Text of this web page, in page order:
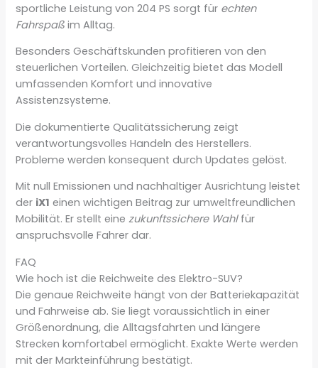
sportliche Leistung von 204 PS sorgt für echten
Fahrspaß im Alltag.
Besonders Geschäftskunden profitieren von den
steuerlichen Vorteilen. Gleichzeitig bietet das Modell
umfassenden Komfort und innovative
Assistenzsysteme.
Die dokumentierte Qualitätssicherung zeigt
verantwortungsvolles Handeln des Herstellers.
Probleme werden konsequent durch Updates gelöst.
Mit null Emissionen und nachhaltiger Ausrichtung leistet
der iX1 einen wichtigen Beitrag zur umweltfreundlichen
Mobilität. Er stellt einezukunftssichere Wahlfür
anspruchsvolle Fahrer dar.
FAQ
Wie hoch ist die Reichweite des Elektro-SUV?
Die genaue Reichweite hängt von der Batteriekapazität
und Fahrweise ab. Sie liegt voraussichtlich in einer
Größenordnung, die Alltagsfahrten und längere
Strecken komfortabel ermöglicht. Exakte Werte werden
mit der Markteinführung bestätigt.